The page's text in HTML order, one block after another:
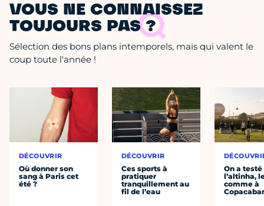
VOUS NE CONNAISSEZ
TOUJOURS PAS ?
Sélection des bons plans intemporels, mais qui valent le
coup toute l'année !
DÉCOUVRIR
Où donner son
sang à Paris cet
été ?
DÉCOUVRIR
Ces sports à
pratiquer
tranquillement au
fil de l’eau
On a testé
l’altinha,
comme à